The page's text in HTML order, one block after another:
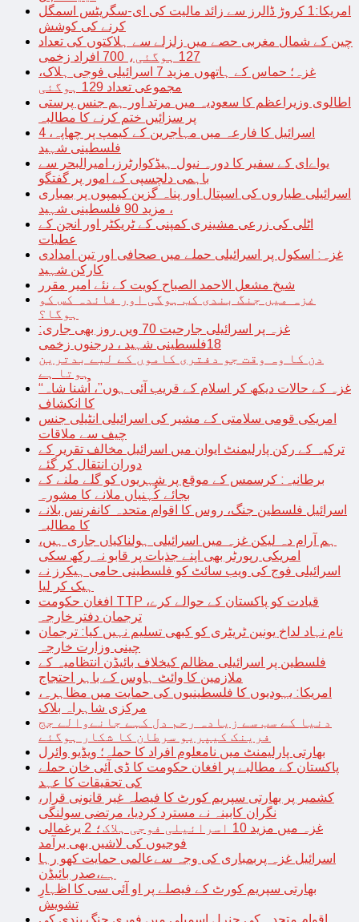
امریکا:1 کروڑ ڈالرز سے زائد مالیت کی ای-سگریٹس اسمگل
کرنے کی کوشش
چین کے شمال مغربی حصے میں زلزلے سے ہلاکتوں کی تعداد
127 ہوگئی، 700 افراد زخمی
غزہ؛ حماس کے ہاتھوں مزید 7 اسرائیلی فوجی ہلاک،
مجموعی تعداد 129 ہوگئی
اطالوی وزیراعظم کا سعودیہ میں مرتد اور ہم جنس پرستی
پر سزائیں ختم کرنے کا مطالبہ
اسرائیل کا فارعہ میں مہاجرین کے کیمپ پر چھاپہ، 4
فلسطینی شہید
یواےای کے سفیر کا دورہ نیول ہیڈکوارٹرز، امیرالبحر سے
باہمی دلچسپی کے امور پر گفتگو
اسرائیلی طیاروں کی اسپتال اور پناہ گزین کیمپوں پر بمباری
، مزید 90 فلسطینی شہید
اٹلی کی زرعی مشینری کمپنی کے ٹریکٹر اور انجن کے
عطیات
غزہ: اسکول پر اسرائیلی حملے میں صحافی اور تین امدادی
کارکن شہید
شیخ مشعل الاحمد الصباح کویت کے نئے امیر مقرر
غزہ میں جنگ بندی کب ہوگی اور فائدہ کس کو
ہوگا؟
غزہ پر اسرائیلی جارحیت 70 ویں روز بھی جاری:
18فلسطینی شہید ، درجنوں زخمی
دن کا وہ وقت جو دفتری کاموں کے لیے بدترین
ہوتا ہے
“غزہ کے حالات دیکھ کر اسلام کے قریب آئی ہوں”، اُشنا شاہ
کا انکشاف
امریکی قومی سلامتی کے مشیر کی اسرائیلی انٹیلی جنس
چیف سے ملاقات
ترکیہ کے رکن پارلیمنٹ ایوان میں اسرائیل مخالف تقریر کے
دوران انتقال کر گئے
برطانیہ: کرسمس کے موقع پر شہریوں کو گلے ملنے کے
بجائے کُہنیاں ملانے کا مشورہ
اسرائیل فلسطین جنگ، روس کا اقوام متحدہ کانفرنس بلانے
کا مطالبہ
ہم آرام دہ لیکن غزہ میں اسرائیلی ہولناکیاں جاری ہیں،
امریکی رپورٹر بھی اپنے جذبات پر قابو نہ رکھ سکی
اسرائیلی فوج کی ویب سائٹ کو فلسطینی حامی ہیکرز نے
ہیک کر لیا
افغان حکومت TTP قیادت کو پاکستان کے حوالے کرے،
ترجمان دفتر خارجہ
نام نہاد لداخ یونین ٹریٹری کو کبھی تسلیم نہیں کیا: ترجمان
چینی وزارت خارجہ
فلسطین پر اسرائیلی مظالم کیخلاف بائیڈن انتظامیہ کے
ملازمین کا وائٹ ہاوس کے باہر احتجاج
امریکا: یہودیوں کا فلسطینیوں کی حمایت میں مظاہرہ،
مرکزی شاہراہ بلاک
دنیا کے سب سے زیادہ رحم دل کہے جانےوالے جج
فرینک کیپریو سرطان کا شکار ہوگئے
بھارتی پارلیمنٹ میں نامعلوم افراد کا حملہ؛ ویڈیو وائرل
پاکستان کے مطالبے پر افغان حکومت کا ڈی آئی خان حملے
کی تحقیقات کا عہد
کشمیر پر بھارتی سپریم کورٹ کا فیصلہ غیر قانونی قرار،
نگران کابینہ نے مسترد کردیا، مرتضی سولنگی
غزہ میں مزید 10 اسرائیلی فوجی ہلاک؛ 2 یرغمالی
فوجیوں کی لاشیں بھی برآمد
اسرائیل غزہ پربمباری کی وجہ سےعالمی حمایت کھو رہا
ہے،صدر بائیڈن
بھارتی سپریم کورٹ کے فیصلے پر او آئی سی کا اظہارِ
تشویش
اقوام متحدہ کی جنرل اسمبلی میں فوری جنگ بندی کی